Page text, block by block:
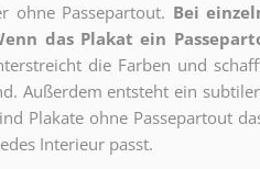
ohne Passepartout. Bei
das Plakat ein
die Farben und
Außerdem entsteht ein
Plakate ohne Passepartout
Interieur passt.